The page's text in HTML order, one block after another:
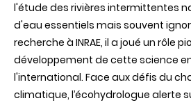
l'étude des rivières intermittentes
d'eau essentiels mais souvent
recherche à INRAE, il a joué un rôle
développement de cette science
l'international. Face aux défis du
climatique, l’écohydrologue alerte